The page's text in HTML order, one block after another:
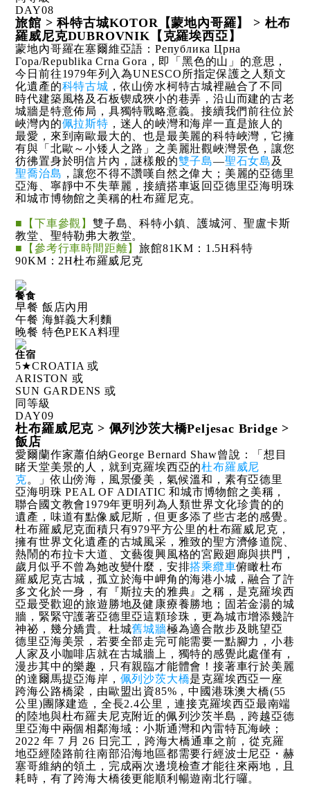
DAY08
旅館 > 科特古城KOTOR【蒙地內哥羅】 > 杜布
羅威尼克DUBROVNIK【克羅埃西亞】
蒙地內哥羅在塞爾維亞語：Република Црна
Гора/Republika Crna Gora，即「黑色的山」的意思，
今日前往1979年列入為UNESCO所指定保護之人類文
化遺產的科特古城 ，依山傍水柯特古城裡融合了不同
時代建築風格及石板锲成狹小的巷弄，沿山而建的古老
城牆是特意佈局，具獨特戰略意義。接續我們前往位於
峽灣內的佩拉斯特 ，迷人的峽灣和海岸一直是旅人的
最愛，來到南歐最大的、也是最美麗的科特峽灣，它擁
有與「北歐～小矮人之路」之美麗壯觀峽灣景色，讓您
彷彿置身於明信片內，謎樣般的雙子島—聖石女島 及
聖喬治島 ，讓您不得不讚嘆自然之偉大；美麗的亞德里
亞海、寧靜中不失華麗，接續搭車返回亞德里亞海明珠
和城市博物館之美稱的杜布羅尼克。
■【下車參觀】雙子島、科特小鎮、護城河、聖盧卡斯
教堂、聖特勒弗大教堂。
■【參考行車時間距離】旅館81KM：1.5H科特
90KM：2H杜布羅威尼克
餐食
早餐 飯店內用
午餐 海鮮義大利麵
晚餐 特色PEKA料理
住宿
5★CROATIA 或
ARISTON 或
SUN GARDENS 或
同等級
DAY09
杜布羅威尼克 > 佩列沙茨大橋Peljesac Bridge >
飯店
愛爾蘭作家蕭伯納George Bernard Shaw曾說：「想目
睹天堂美景的人，就到克羅埃西亞的杜布羅威尼
克。」依山傍海，風景優美，氣候溫和，素有亞德里
亞海明珠 PEAL OF ADIATIC 和城市博物館之美稱，
聯合國文教會1979年更明列為人類世界文化珍貴的的
遺產，味道有點像威尼斯，但更多添了些古老的感覺。
杜布羅威尼克面積只有979平方公里的杜布羅威尼克，
擁有世界文化遺產的古城風采，雅致的聖方濟修道院、
熱鬧的布拉卡大道、文藝復興風格的宮殿廻廊與拱門，
歲月似乎不曾為她改變什麼，安排搭乘纜車俯瞰杜布
羅威尼克古城，孤立於海中岬角的海港小城，融合了許
多文化於一身，有『斯拉夫的雅典』之稱，是克羅埃西
亞最受歡迎的旅遊勝地及健康療養勝地；固若金湯的城
牆，緊緊守護著亞德里亞這顆珍珠，更為城市增添幾許
神祕，幾分嬌貴。杜城舊城牆極為適合散步及眺望亞
德里亞海美景，若要全部走完可能需要一點腳力，小巷
人家及小咖啡店就在古城牆上，獨特的感覺此處僅有，
漫步其中的樂趣，只有親臨才能體會！接著車行於美麗
的達爾馬提亞海岸， 佩列沙茨大橋是克羅埃西亞一座
跨海公路橋梁，由歐盟出資85%，中國港珠澳大橋(55
公里)團隊建造，全長2.4公里，連接克羅埃西亞最南端
的陸地與杜布羅夫尼克附近的佩列沙茨半島，跨越亞德
里亞海中兩個相鄰海域：小斯通灣和內雷特瓦海峽；
2022 年 7 月 26 日完工，跨海大橋通車之前，從克羅
地亞經陸路前往南部沿海地區都需要行經波士尼亞・赫
塞哥維納的領土，完成兩次邊境檢查才能往來兩地，且
耗時，有了跨海大橋後更能順利暢遊南北行囉。